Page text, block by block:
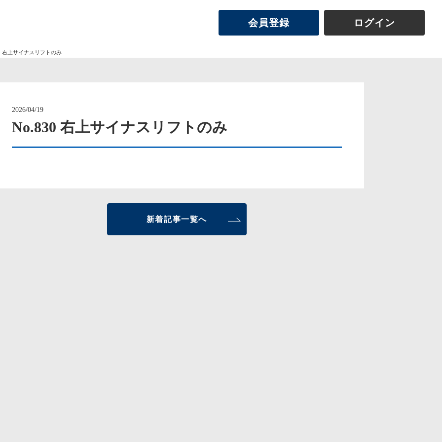
会員登録 ログイン
右上サイナスリフトのみ
2026/04/19
No.830 右上サイナスリフトのみ
新着記事一覧へ